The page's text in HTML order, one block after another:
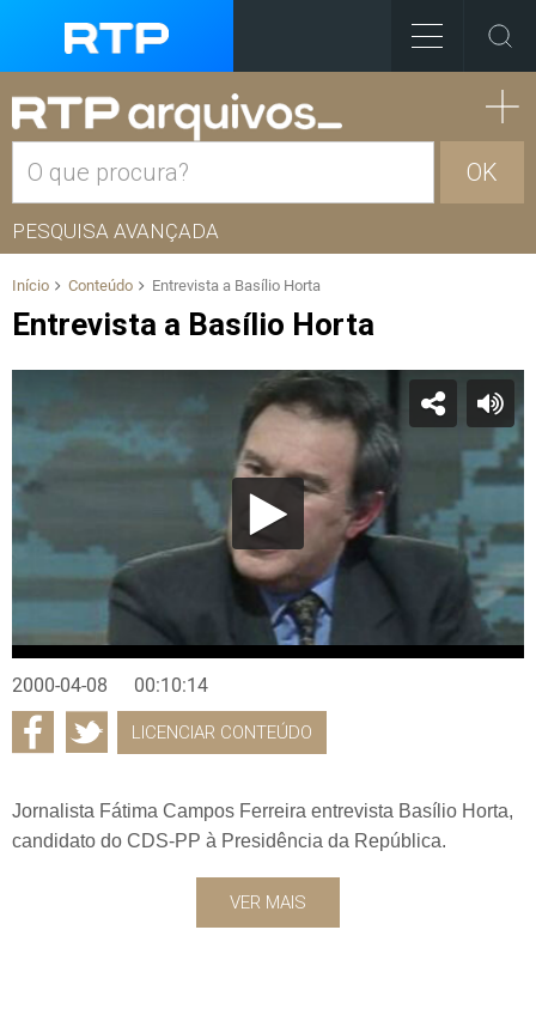
OK
PESQUISA AVANÇADA
Início Conteúdo Entrevista a Basílio Horta
Entrevista a Basílio Horta
2000-04-08 00:10:14
LICENCIAR CONTEÚDO
Jornalista Fátima Campos Ferreira entrevista Basílio Horta,
candidato do CDS-PP à Presidência da República.
VER MAIS